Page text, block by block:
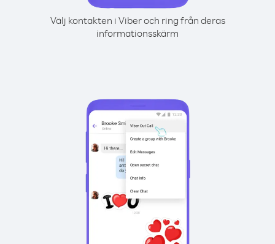
Välj kontakten i Viber och ring från deras
informationsskärm